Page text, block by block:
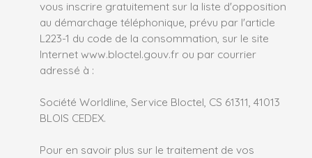
vous inscrire gratuitement sur la liste d'opposition
au démarchage téléphonique, prévu par l'article
L223-1 du code de la consommation, sur le site
Internet www.bloctel.gouv.fr ou par courrier
adressé à :
Société Worldline, Service Bloctel, CS 61311, 41013
BLOIS CEDEX.
Pour en savoir plus sur le traitement de vos